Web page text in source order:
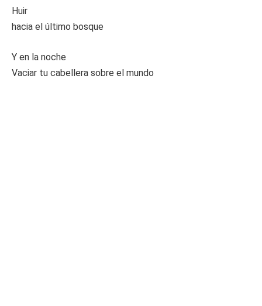
Huir
hacia el último bosque
Y en la noche
Vaciar tu cabellera sobre el mundo